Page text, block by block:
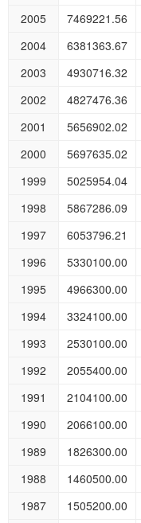
2005
7469221.56
2004
6381363.67
2003
4930716.32
2002
4827476.36
2001
5656902.02
2000
5697635.02
1999
5025954.04
1998
5867286.09
1997
6053796.21
1996
5330100.00
1995
4966300.00
1994
3324100.00
1993
2530100.00
1992
2055400.00
1991
2104100.00
1990
2066100.00
1989
1826300.00
1988
1460500.00
1987
1505200.00